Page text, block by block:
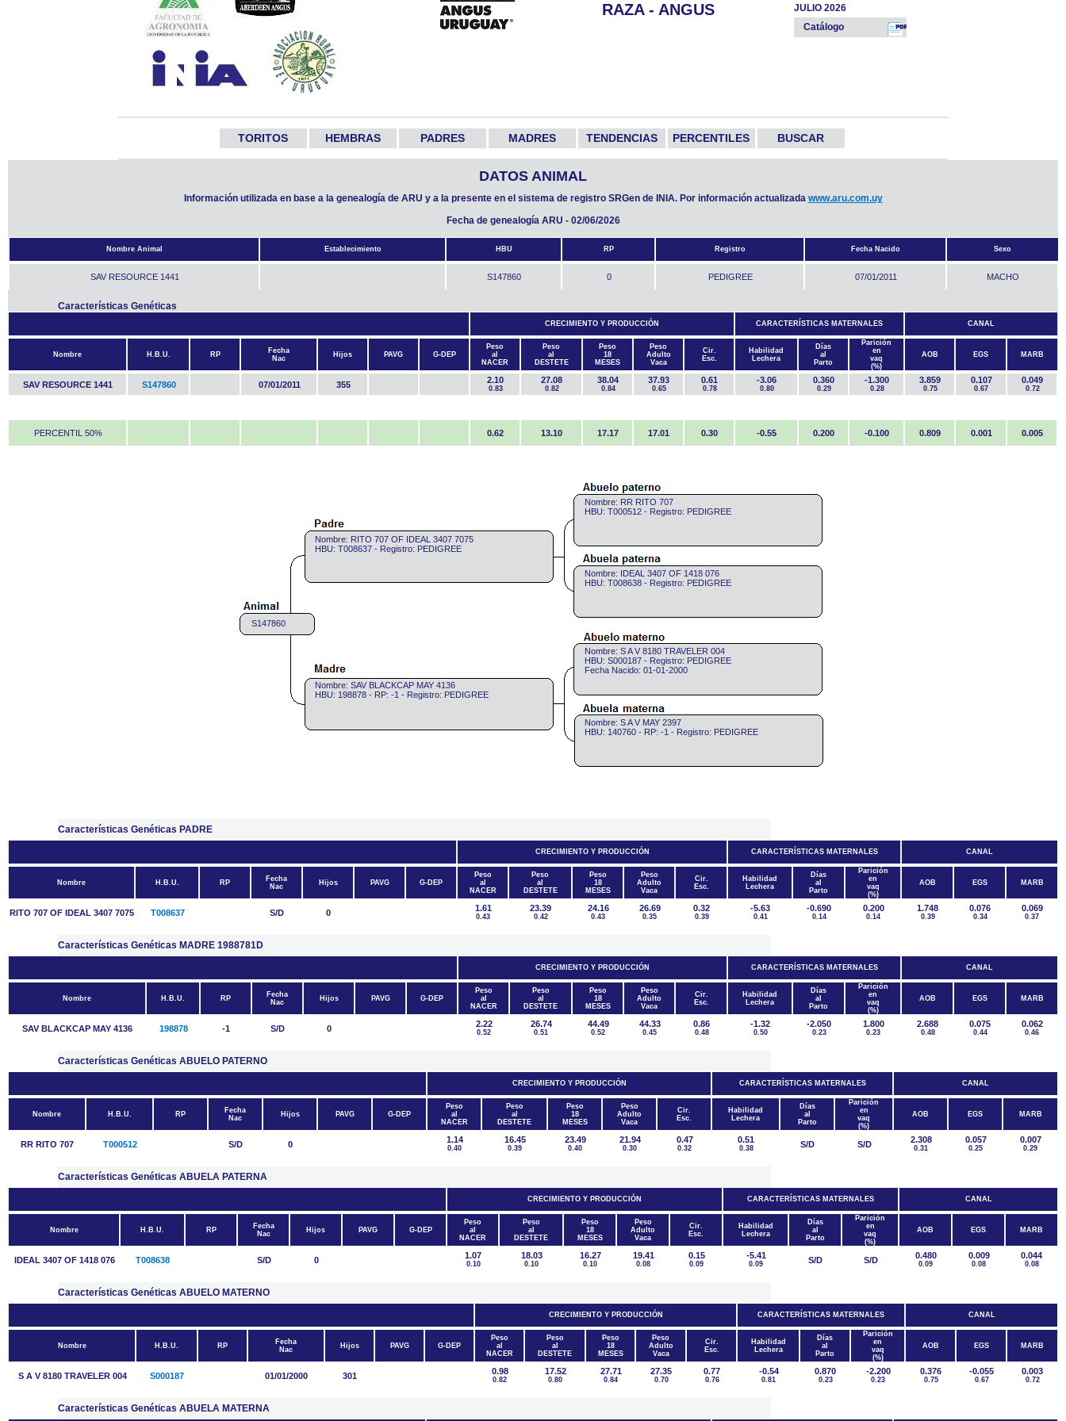
RAZA - ANGUS
JULIO 2026
Catálogo
TORITOS HEMBRAS PADRES MADRES TENDENCIAS PERCENTILES BUSCAR
DATOS ANIMAL
Información utilizada en base a la genealogía de ARU y a la presente en el sistema de registro SRGen de INIA. Por información actualizada www.aru.com.uy
Fecha de genealogía ARU - 02/06/2026
Nombre Animal Establecimiento HBU RP Registro Fecha Nacido Sexo
SAV RESOURCE 1441 S147860 0 PEDIGREE 07/01/2011 MACHO
Características Genéticas
CRECIMIENTO Y PRODUCCIÓN CARACTERÍSTICAS MATERNALES CANAL
Nombre H.B.U. RP
Fecha
Nac
Hijos PAVG G-DEP
Peso
al
NACER
Peso
al
DESTETE
Peso
18
MESES
Peso
Adulto
Vaca
Cir.
Esc.
Habilidad
Lechera
Días
al
Parto
Parición
en
vaq
(%)
AOB EGS MARB
SAV RESOURCE 1441 S147860 07/01/2011 355 2.10
0.83
27.08
0.82
38.04
0.84
37.93
0.65
0.61
0.78
-3.06
0.80
0.360
0.29
-1.300
0.28
3.859
0.75
0.107
0.67
0.049
0.72
PERCENTIL 50% 0.62 13.10 17.17 17.01 0.30 -0.55 0.200 -0.100 0.809 0.001 0.005
S147860
Nombre: RITO 707 OF IDEAL 3407 7075
HBU: T008637 - Registro: PEDIGREE
Nombre: SAV BLACKCAP MAY 4136
HBU: 198878 - RP: -1 - Registro: PEDIGREE
Nombre: RR RITO 707
HBU: T000512 - Registro: PEDIGREE
Nombre: IDEAL 3407 OF 1418 076
HBU: T008638 - Registro: PEDIGREE
Nombre: S A V 8180 TRAVELER 004
HBU: S000187 - Registro: PEDIGREE
Fecha Nacido: 01-01-2000
Nombre: S A V MAY 2397
HBU: 140760 - RP: -1 - Registro: PEDIGREE
Características Genéticas PADRE
CRECIMIENTO Y PRODUCCIÓN CARACTERÍSTICAS MATERNALES CANAL
Nombre H.B.U. RP
Fecha
Nac
Hijos PAVG G-DEP
Peso
al
NACER
Peso
al
DESTETE
Peso
18
MESES
Peso
Adulto
Vaca
Cir.
Esc.
Habilidad
Lechera
Días
al
Parto
Parición
en
vaq
(%)
AOB EGS MARB
RITO 707 OF IDEAL 3407 7075 T008637 S/D 0 1.61
0.43
23.39
0.42
24.16
0.43
26.69
0.35
0.32
0.39
-5.63
0.41
-0.690
0.14
0.200
0.14
1.748
0.39
0.076
0.34
0.069
0.37
Características Genéticas MADRE 1988781D
CRECIMIENTO Y PRODUCCIÓN CARACTERÍSTICAS MATERNALES CANAL
Nombre H.B.U. RP
Fecha
Nac
Hijos PAVG G-DEP
Peso
al
NACER
Peso
al
DESTETE
Peso
18
MESES
Peso
Adulto
Vaca
Cir.
Esc.
Habilidad
Lechera
Días
al
Parto
Parición
en
vaq
(%)
AOB EGS MARB
SAV BLACKCAP MAY 4136 198878 -1 S/D 0 2.22
0.52
26.74
0.51
44.49
0.52
44.33
0.45
0.86
0.48
-1.32
0.50
-2.050
0.23
1.800
0.23
2.688
0.48
0.075
0.44
0.062
0.46
Características Genéticas ABUELO PATERNO
CRECIMIENTO Y PRODUCCIÓN CARACTERÍSTICAS MATERNALES CANAL
Nombre H.B.U. RP
Fecha
Nac
Hijos PAVG G-DEP
Peso
al
NACER
Peso
al
DESTETE
Peso
18
MESES
Peso
Adulto
Vaca
Cir.
Esc.
Habilidad
Lechera
Días
al
Parto
Parición
en
vaq
(%)
AOB EGS MARB
RR RITO 707 T000512 S/D 0 1.14
0.40
16.45
0.39
23.49
0.40
21.94
0.30
0.47
0.32
0.51
0.38 S/D S/D 2.308
0.31
0.057
0.25
0.007
0.29
Características Genéticas ABUELA PATERNA
CRECIMIENTO Y PRODUCCIÓN CARACTERÍSTICAS MATERNALES CANAL
Nombre H.B.U. RP
Fecha
Nac
Hijos PAVG G-DEP
Peso
al
NACER
Peso
al
DESTETE
Peso
18
MESES
Peso
Adulto
Vaca
Cir.
Esc.
Habilidad
Lechera
Días
al
Parto
Parición
en
vaq
(%)
AOB EGS MARB
IDEAL 3407 OF 1418 076 T008638 S/D 0 1.07
0.10
18.03
0.10
16.27
0.10
19.41
0.08
0.15
0.09
-5.41
0.09 S/D S/D 0.480
0.09
0.009
0.08
0.044
0.08
Características Genéticas ABUELO MATERNO
CRECIMIENTO Y PRODUCCIÓN CARACTERÍSTICAS MATERNALES CANAL
Nombre H.B.U. RP
Fecha
Nac
Hijos PAVG G-DEP
Peso
al
NACER
Peso
al
DESTETE
Peso
18
MESES
Peso
Adulto
Vaca
Cir.
Esc.
Habilidad
Lechera
Días
al
Parto
Parición
en
vaq
(%)
AOB EGS MARB
S A V 8180 TRAVELER 004 S000187 01/01/2000 301 0.98
0.82
17.52
0.80
27.71
0.84
27.35
0.70
0.77
0.76
-0.54
0.81
0.870
0.23
-2.200
0.23
0.376
0.75
-0.055
0.67
0.003
0.72
Características Genéticas ABUELA MATERNA